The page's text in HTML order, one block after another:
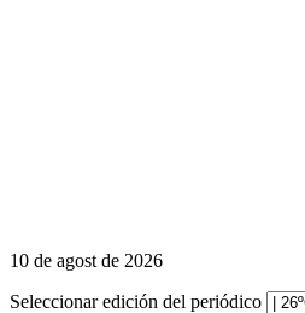
10 de agost de 2026
Seleccionar edición del periódico